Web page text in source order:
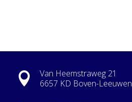

Van Heemstraweg 21
6657 KD Boven-Leeuwen